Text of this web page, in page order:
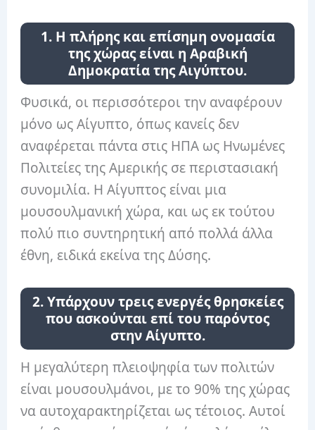
1. Η πλήρης και επίσημη ονομασία
της χώρας είναι η Αραβική
Δημοκρατία της Αιγύπτου.
Φυσικά, οι περισσότεροι την αναφέρουν
μόνο ως Αίγυπτο, όπως κανείς δεν
αναφέρεται πάντα στις ΗΠΑ ως Ηνωμένες
Πολιτείες της Αμερικής σε περιστασιακή
συνομιλία. Η Αίγυπτος είναι μια
μουσουλμανική χώρα, και ως εκ τούτου
πολύ πιο συντηρητική από πολλά άλλα
έθνη, ειδικά εκείνα της Δύσης.
2. Υπάρχουν τρεις ενεργές θρησκείες
που ασκούνται επί του παρόντος
στην Αίγυπτο.
Η μεγαλύτερη πλειοψηφία των πολιτών
είναι μουσουλμάνοι, με το 90% της χώρας
να αυτοχαρακτηρίζεται ως τέτοιος. Αυτοί